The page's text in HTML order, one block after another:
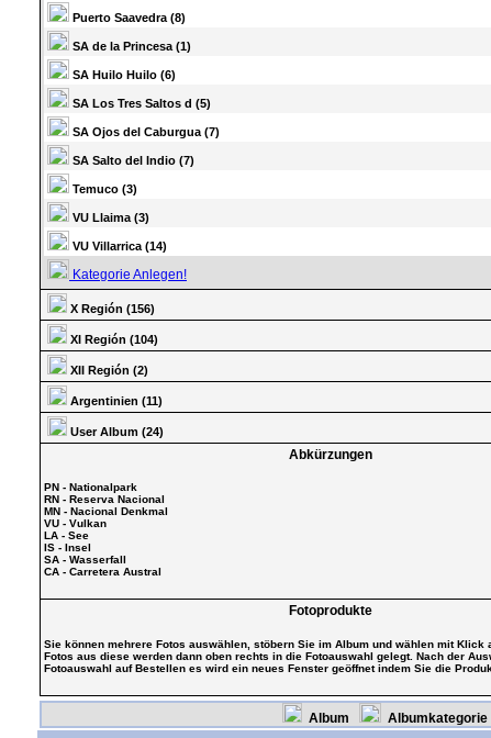
Puerto Saavedra (8)
SA de la Princesa (1)
SA Huilo Huilo (6)
SA Los Tres Saltos d (5)
SA Ojos del Caburgua (7)
SA Salto del Indio (7)
Temuco (3)
VU Llaima (3)
VU Villarrica (14)
Kategorie Anlegen!
X Región (156)
XI Región (104)
XII Región (2)
Argentinien (11)
User Album (24)
Abkürzungen
PN - Nationalpark
RN - Reserva Nacional
MN - Nacional Denkmal
VU - Vulkan
LA - See
IS - Insel
SA - Wasserfall
CA - Carretera Austral
Fotoprodukte
Sie können mehrere Fotos auswählen, stöbern Sie im Album und wählen mit Klick
Fotos aus diese werden dann oben rechts in die Fotoauswahl gelegt. Nach der
Fotoauswahl auf Bestellen es wird ein neues Fenster geöffnet indem Sie die
Album Albumkategorie